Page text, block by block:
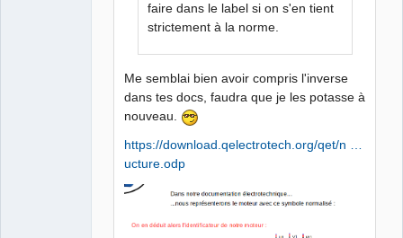
faire dans le label si on s'en tient
strictement à la norme.
Me semblai bien avoir compris l'inverse
dans tes docs, faudra que je les potasse à
nouveau.
https://download.qelectrotech.org/qet/n …
ucture.odp